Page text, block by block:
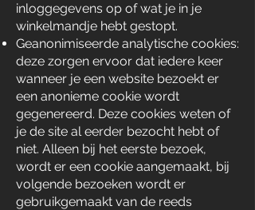
inloggegevens op of wat je in je
winkelmandje hebt gestopt.
Geanonimiseerde analytische cookies:
deze zorgen ervoor dat iedere keer
wanneer je een website bezoekt er
een anonieme cookie wordt
gegenereerd. Deze cookies weten of
je de site al eerder bezocht hebt of
niet. Alleen bij het eerste bezoek,
wordt er een cookie aangemaakt, bij
volgende bezoeken wordt er
gebruikgemaakt van de reeds